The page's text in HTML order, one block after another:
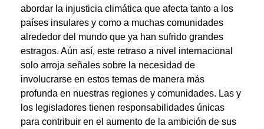
abordar la injusticia climática que afecta tanto a los
países insulares y como a muchas comunidades
alrededor del mundo que ya han sufrido grandes
estragos. Aún así, este retraso a nivel internacional
solo arroja señales sobre la necesidad de
involucrarse en estos temas de manera más
profunda en nuestras regiones y comunidades. Las y
los legisladores tienen responsabilidades únicas
para contribuir en el aumento de la ambición de sus